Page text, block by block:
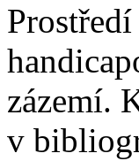
zázemí.
v